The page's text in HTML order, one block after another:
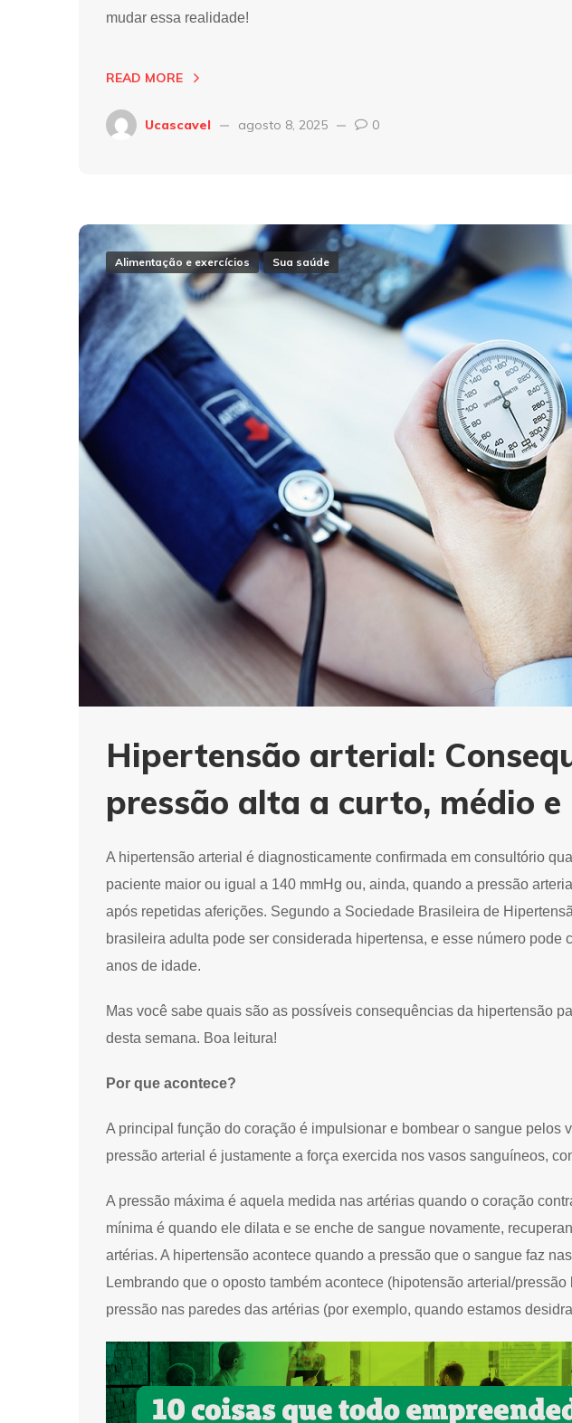
mudar essa realidade!
READ MORE
Ucascavel agosto 8, 2025 0
Alimentação e exercícios Sua saúde
Hipertensão arterial:
pressão alta a curto, médio
A hipertensão arterial é diagnosticamente confirmada em consultório
paciente maior ou igual a 140 mmHg ou, ainda, quando a pressão
após repetidas aferições. Segundo a Sociedade Brasileira de
brasileira adulta pode ser considerada hipertensa, e esse número pode
anos de idade.
Mas você sabe quais são as possíveis consequências da hipertensão
desta semana. Boa leitura!
Por que acontece?
A principal função do coração é impulsionar e bombear o sangue pelos
pressão arterial é justamente a força exercida nos vasos sanguíneos,
A pressão máxima é aquela medida nas artérias quando o coração
mínima é quando ele dilata e se enche de sangue novamente,
artérias. A hipertensão acontece quando a pressão que o sangue faz
Lembrando que o oposto também acontece (hipotensão arterial/
pressão nas paredes das artérias (por exemplo, quando estamos